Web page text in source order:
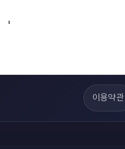
'
이용약관